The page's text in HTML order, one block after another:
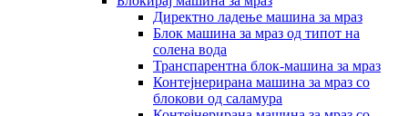
Директно ладење машина за мраз
Блок машина за мраз од типот на
солена вода
Транспарентна блок-машина за мраз
Контејнерирана машина за мраз со
блокови од саламура